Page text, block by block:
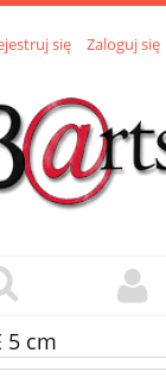
się Zaloguj się
5 cm